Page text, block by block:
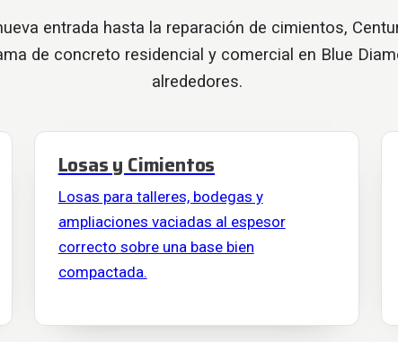
entrada hasta la reparación de cimientos,
de concreto residencial y comercial en Blue
alrededores.
Losas y Cimientos
Losas para talleres, bodegas y
ampliaciones vaciadas al espesor
correcto sobre una base bien
compactada.